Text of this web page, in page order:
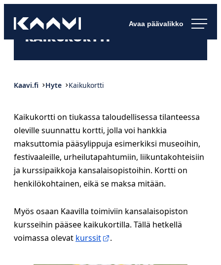
suoraan
sisältöön
Kaavin kunta
KAIKUKORTTI
Kaavi.fi Hyte Kaikukortti
Kaikukortti on tiukassa taloudellisessa tilanteessa
oleville suunnattu kortti, jolla voi hankkia
maksuttomia pääsylippuja esimerkiksi museoihin,
festivaaleille, urheilutapahtumiin, liikuntakohteisiin
ja kurssipaikkoja kansalaisopistoihin. Kortti on
henkilökohtainen, eikä se maksa mitään.
Myös osaan Kaavilla toimiviin kansalaisopiston
kursseihin pääsee kaikukortilla. Tällä hetkellä
voimassa olevat kurssit .